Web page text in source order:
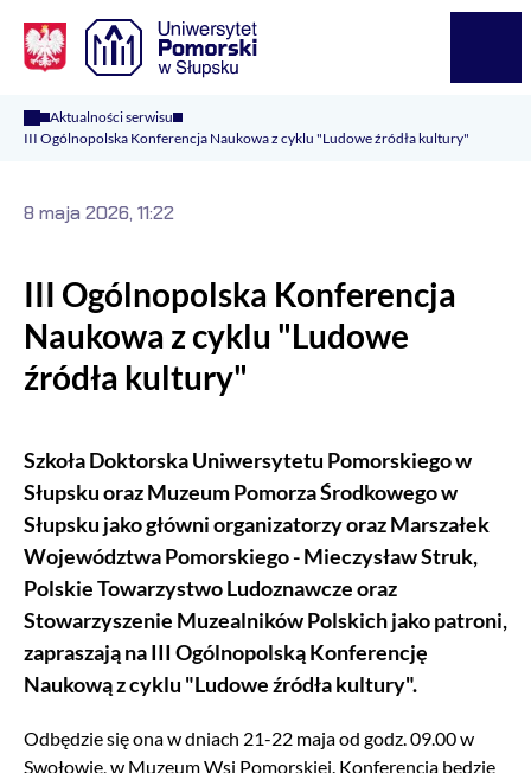
Aktualności serwisu
III Ogólnopolska Konferencja Naukowa z cyklu "Ludowe źródła kultury"
III Ogólnopolska Konferencja
Naukowa z cyklu "Ludowe
źródła kultury"
Szkoła Doktorska Uniwersytetu Pomorskiego w
Słupsku oraz Muzeum Pomorza Środkowego w
Słupsku jako główni organizatorzy oraz Marszałek
Województwa Pomorskiego - Mieczysław Struk,
Polskie Towarzystwo Ludoznawcze oraz
Stowarzyszenie Muzealników Polskich jako patroni,
zapraszają na III Ogólnopolską Konferencję
Naukową z cyklu "Ludowe źródła kultury".
8 maja 2026, 11:22
Odbędzie się ona w dniach 21-22 maja od godz. 09.00 w
Swołowie, w Muzeum Wsi Pomorskiej. Konferencja będzie